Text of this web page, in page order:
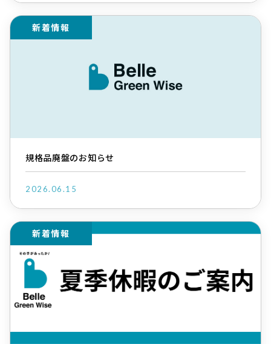
新着情報
規格品廃盤のお知らせ
2026.06.15
新着情報